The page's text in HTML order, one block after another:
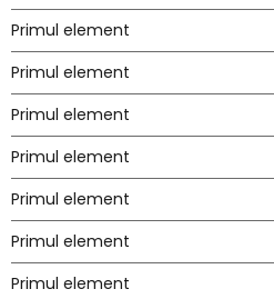
Primul element
Primul element
Primul element
Primul element
Primul element
Primul element
Primul element